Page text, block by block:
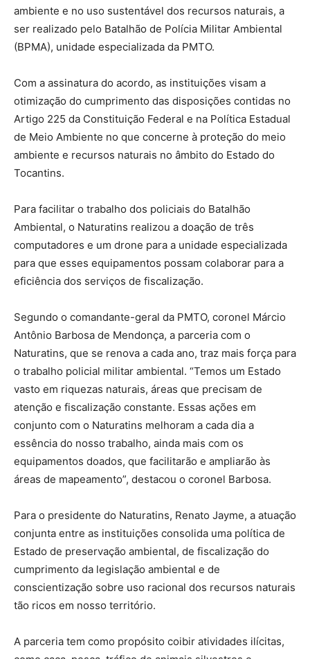
ambiente e no uso sustentável dos recursos naturais, a
ser realizado pelo Batalhão de Polícia Militar Ambiental
(BPMA), unidade especializada da PMTO.
Com a assinatura do acordo, as instituições visam a
otimização do cumprimento das disposições contidas no
Artigo 225 da Constituição Federal e na Política Estadual
de Meio Ambiente no que concerne à proteção do meio
ambiente e recursos naturais no âmbito do Estado do
Tocantins.
Para facilitar o trabalho dos policiais do Batalhão
Ambiental, o Naturatins realizou a doação de três
computadores e um drone para a unidade especializada
para que esses equipamentos possam colaborar para a
eficiência dos serviços de fiscalização.
Segundo o comandante-geral da PMTO, coronel Márcio
Antônio Barbosa de Mendonça, a parceria com o
Naturatins, que se renova a cada ano, traz mais força para
o trabalho policial militar ambiental. “Temos um Estado
vasto em riquezas naturais, áreas que precisam de
atenção e fiscalização constante. Essas ações em
conjunto com o Naturatins melhoram a cada dia a
essência do nosso trabalho, ainda mais com os
equipamentos doados, que facilitarão e ampliarão às
áreas de mapeamento”, destacou o coronel Barbosa.
Para o presidente do Naturatins, Renato Jayme, a atuação
conjunta entre as instituições consolida uma política de
Estado de preservação ambiental, de fiscalização do
cumprimento da legislação ambiental e de
conscientização sobre uso racional dos recursos naturais
tão ricos em nosso território.
A parceria tem como propósito coibir atividades ilícitas,